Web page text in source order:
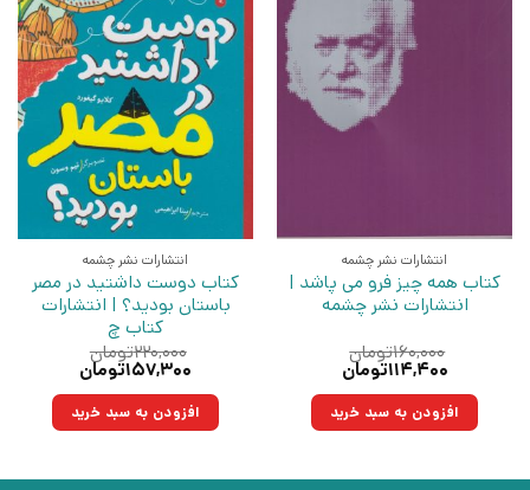
انتشارات نشر چشمه
کتاب همه چیز فرو می پاشد |
انتشارات نشر چشمه
۱۶۰,۰۰۰تومان
قیمت
۱۶۰,۰۰۰تومان
بود.
۱۱۴,۴۰۰تومان
۱۱۴,۴۰۰تومان.افزودن به سبد خرید
انتشارات نشر چشمه
کتاب دوست داشتید در مصر
باستان بودید؟ | انتشارات
کتاب چ
۲۲۰,۰۰۰تومان
قیمت
۲۲۰,۰۰۰تومان
بود.
۱۵۷,۳۰۰تومان
۱۵۷,۳۰۰تومان.افزودن به سبد خرید